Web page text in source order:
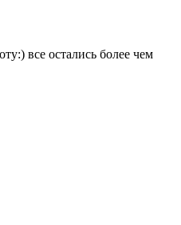
все остались более чем